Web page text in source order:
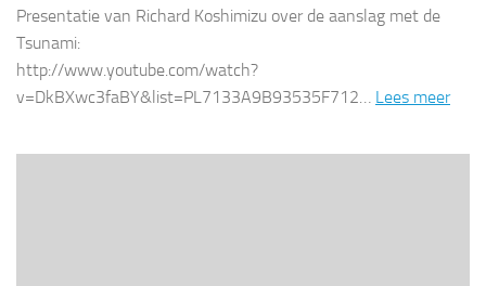
Presentatie van Richard Koshimizu over de aanslag met de
Tsunami:
http://www.youtube.com/watch?
v=DkBXwc3faBY&list=PL7133A9B93535F712… Lees meer